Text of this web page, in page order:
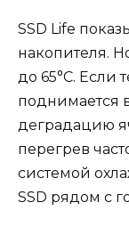
SSD Life
накопителя.
до 65°C. Если
поднимается
деградацию
перегрев
системой
SSD рядом с